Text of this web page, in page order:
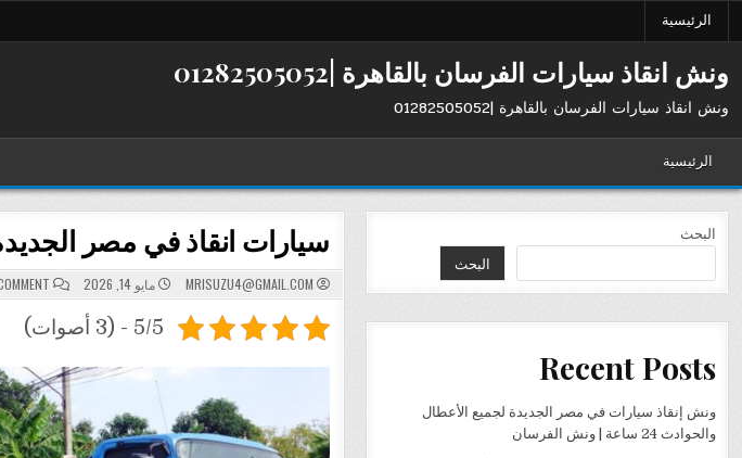
الرئيسية
ونش انقاذ سيارات الفرسان بالقاهرة |01282505052
ونش انقاذ سيارات الفرسان بالقاهرة |01282505052
الرئيسية
سيارات انقاذ في مصر الجديدة
MRISUZU4@GMAIL.COM مايو 14, 2026
5/5 - (3 أصوات)
البحث
البحث
Recent Posts
ونش إنقاذ سيارات في مصر الجديدة لجميع الأعطال
والحوادث 24 ساعة | ونش الفرسان